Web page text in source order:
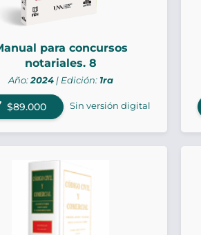
para concursos
notariales. 8
Año:2024| Edición: 1ra
$89.000 Sin versión digital